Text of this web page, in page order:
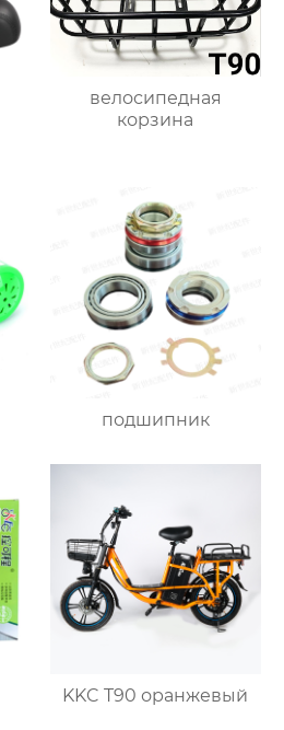
велосипедная
корзина
подшипник
KKC T90 оранжевый